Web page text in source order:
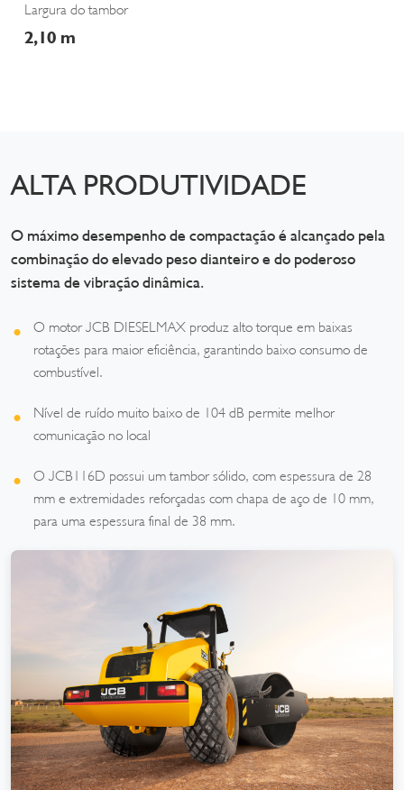
Largura do tambor
2,10 m
ALTA PRODUTIVIDADE
O máximo desempenho de compactação é alcançado pela
combinação do elevado peso dianteiro e do poderoso
sistema de vibração dinâmica.
O motor JCB DIESELMAX produz alto torque em baixas
rotações para maior eficiência, garantindo baixo consumo de
combustível.
Nível de ruído muito baixo de 104 dB permite melhor
comunicação no local
O JCB116D possui um tambor sólido, com espessura de 28
mm e extremidades reforçadas com chapa de aço de 10 mm,
para uma espessura final de 38 mm.